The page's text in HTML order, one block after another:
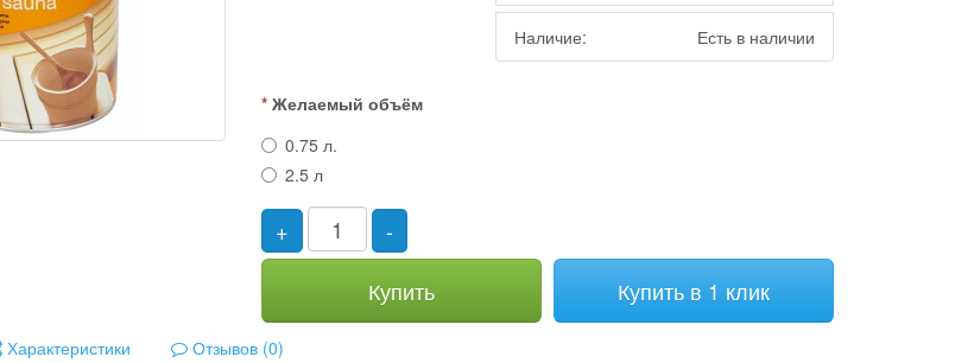
Наличие: Есть в наличии
Желаемый объём
0.75 л.
2.5 л
+
-
Купить
Купить в 1 клик
Характеристики Отзывов (0)